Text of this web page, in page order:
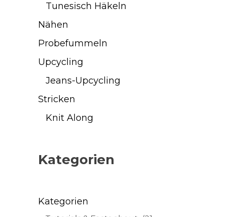
Tunesisch Häkeln
Nähen
Probefummeln
Upcycling
Jeans-Upcycling
Stricken
Knit Along
Kategorien
Kategorien